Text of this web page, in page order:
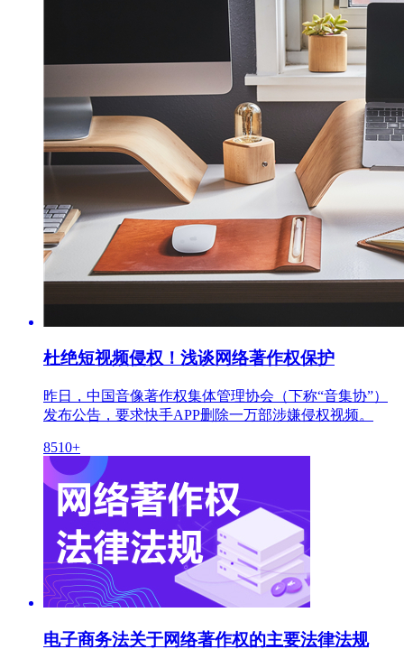
杜绝短视频侵权！浅谈网络著作权保护
昨日，中国音像著作权集体管理协会（下称“音集协”）
发布公告，要求快手APP删除一万部涉嫌侵权视频。
8510+
电子商务法关于网络著作权的主要法律法规